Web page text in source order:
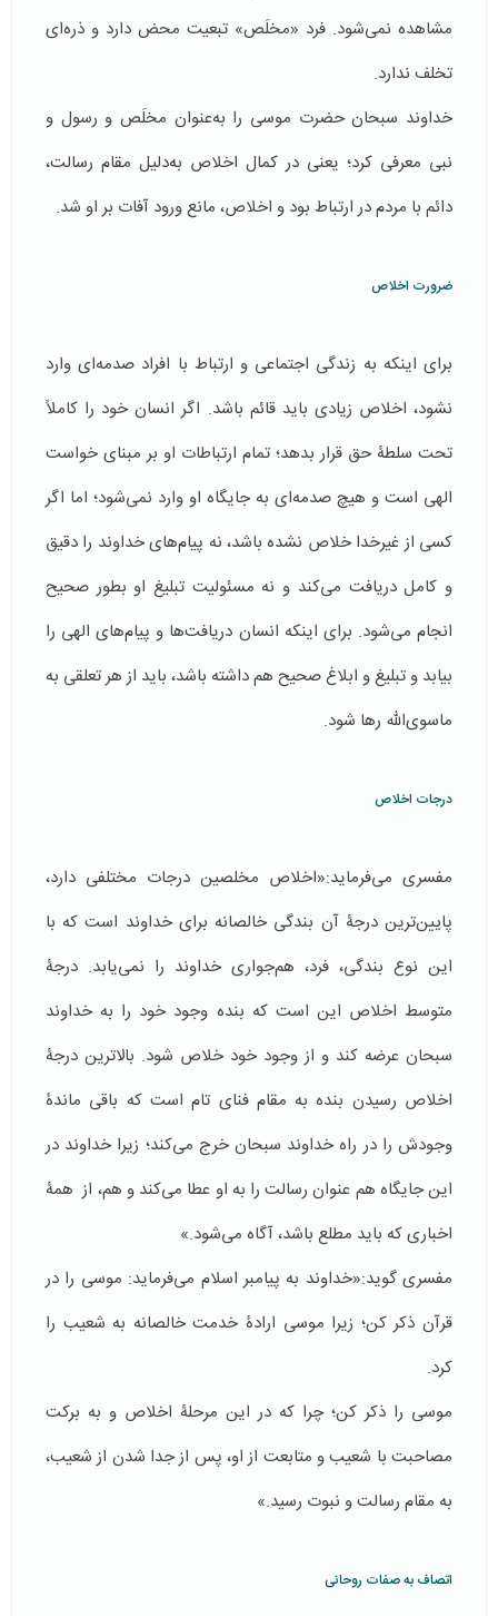
مشاهده نمی‌شود. فرد «مخلَص» تبعیت محض دارد و ذره‌ای
تخلف ندارد.
خداوند سبحان حضرت موسی را به‌عنوان مخلَص و رسول و
نبی معرفی کرد؛ یعنی در کمال اخلاص به‌دلیل مقام رسالت،
دائم با مردم در ارتباط بود و اخلاص، مانع ورود آفات بر او شد.
ضرورت اخلاص
برای اینکه به زندگی اجتماعی و ارتباط با افراد صدمه‌ای وارد
نشود، اخلاص زیادی باید قائم باشد. اگر انسان خود را کاملاً
تحت سلطۀ حق قرار بدهد؛ تمام ارتباطات او بر مبنای خواست
الهی است و هیچ صدمه‌ای به جایگاه او وارد نمی‌شود؛ اما اگر
کسی از غیرخدا خلاص نشده باشد، نه پیام‌های خداوند را دقیق
و کامل دریافت می‌کند و نه مسئولیت تبلیغ او بطور صحیح
انجام می‌شود. برای اینکه انسان دریافت‌ها و پیام‌های الهی را
بیابد و تبلیغ و ابلاغ صحیح هم داشته باشد، باید از هر تعلقی به
ماسوی‌الله رها شود.
درجات اخلاص
مفسری می‌فرماید:«اخلاص مخلصین درجات مختلفی دارد،
پایین‌ترین درجۀ آن بندگی خالصانه برای خداوند است که با
این نوع بندگی، فرد، هم‌جواری خداوند را نمی‌یابد. درجۀ
متوسط اخلاص این است که بنده وجود خود را به خداوند
سبحان عرضه کند و از وجود خود خلاص شود. بالاترین درجۀ
اخلاص رسیدن بنده به مقام فنای تام است که باقی ماندۀ
وجودش را در راه خداوند سبحان خرج می‌کند؛ زیرا خداوند در
این جایگاه هم عنوان رسالت را به او عطا می‌کند و هم، از همۀ
اخباری که باید مطلع باشد، آگاه می‌شود.»
مفسری گوید:«خداوند به پیامبر اسلام می‌فرماید: موسی را در
قرآن ذکر کن؛ زیرا موسی ارادۀ خدمت خالصانه به شعیب را
کرد.
موسی را ذکر کن؛ چرا که در این مرحلۀ اخلاص و به ‌برکت
مصاحبت با شعیب و متابعت از او، پس از جدا شدن از شعیب،
به مقام رسالت و نبوت رسید.»
اتصاف به صفات روحانی